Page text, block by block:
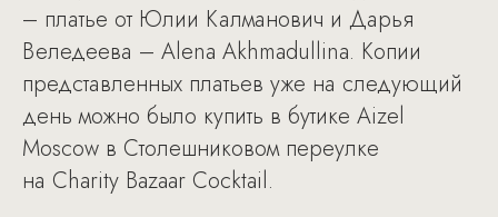
– платье от Юлии Калманович и Дарья
Веледеева – Alena Akhmadullina. Копии
представленных платьев уже на следующий
день можно было купить в бутике Aizel
Moscow в Столешниковом переулке
на Charity Bazaar Cocktail.